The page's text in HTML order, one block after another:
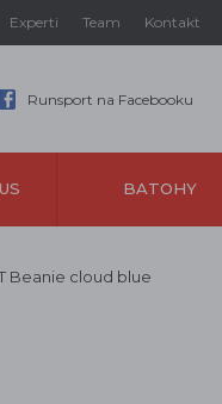
Experti Team Kontakt
Runsport na Facebooku
BATOHY
Beanie cloud blue